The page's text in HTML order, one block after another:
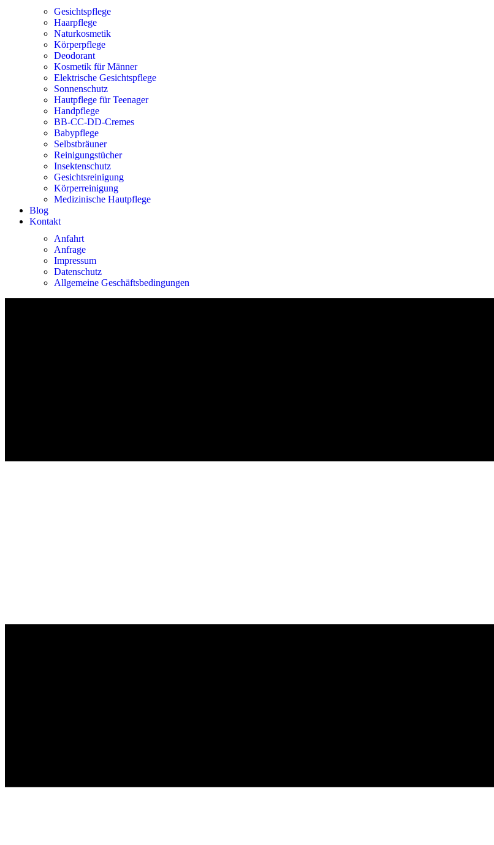
Gesichtspflege
Haarpflege
Naturkosmetik
Körperpflege
Deodorant
Kosmetik für Männer
Elektrische Gesichtspflege
Sonnenschutz
Hautpflege für Teenager
Handpflege
BB-CC-DD-Cremes
Babypflege
Selbstbräuner
Reinigungstücher
Insektenschutz
Gesichtsreinigung
Körperreinigung
Medizinische Hautpflege
Blog
Kontakt
Anfahrt
Anfrage
Impressum
Datenschutz
Allgemeine Geschäftsbedingungen